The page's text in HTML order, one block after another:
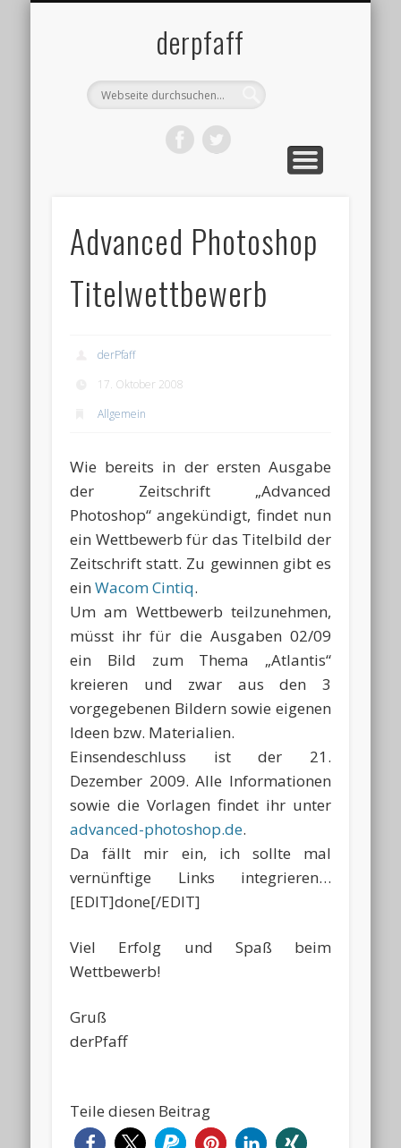
derpfaff
Advanced Photoshop
Titelwettbewerb
derPfaff
17. Oktober 2008
Allgemein
Wie bereits in der ersten Ausgabe
der Zeitschrift „Advanced
Photoshop“ angekündigt, findet nun
ein Wettbewerb für das Titelbild der
Zeitschrift statt. Zu gewinnen gibt es
einWacom Cintiq.
Um am Wettbewerb teilzunehmen,
müsst ihr für die Ausgaben 02/09
ein Bild zum Thema „Atlantis“
kreieren und zwar aus den 3
vorgegebenen Bildern sowie eigenen
Ideen bzw. Materialien.
Einsendeschluss ist der 21.
Dezember 2009. Alle Informationen
sowie die Vorlagen findet ihr unter
advanced-photoshop.de.
Da fällt mir ein, ich sollte mal
vernünftige Links integrieren…
[EDIT]done[/EDIT]
Viel Erfolg und Spaß beim
Wettbewerb!
Gruß
derPfaff
Teile diesen Beitrag